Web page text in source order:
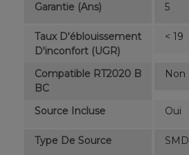
Garantie (ans) 5
Taux D'éblouissement
D'inconfort (UGR)
< 19
Compatible RT2020 B
BC
Non
Source Incluse Oui
Type De Source SMD